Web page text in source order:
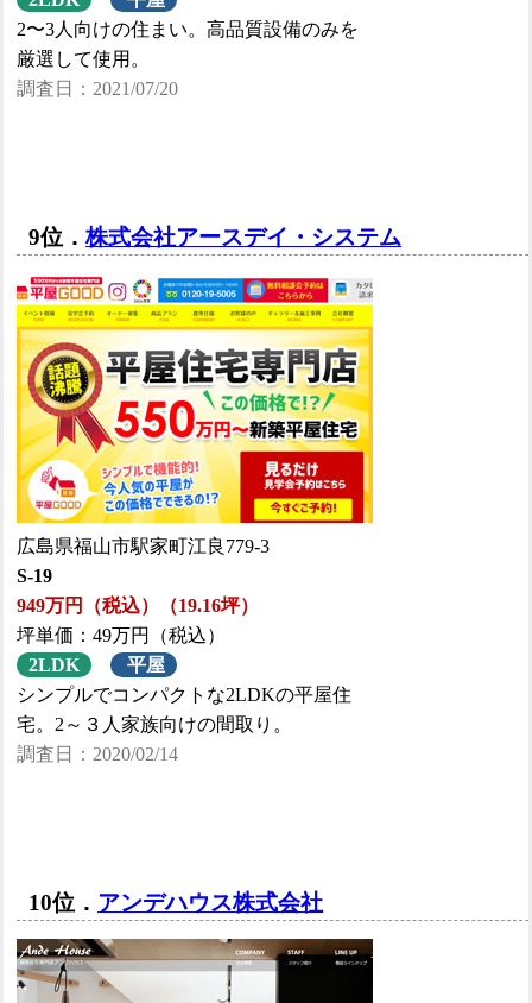
2〜3人向けの住まい。高品質設備のみを
厳選して使用。
調査日：2021/07/20
9位．株式会社アースデイ・システム
広島県福山市駅家町江良779-3
S-19
949万円（税込）（19.16坪）
坪単価：49万円（税込）
2LDK
平屋
シンプルでコンパクトな2LDKの平屋住
宅。2～３人家族向けの間取り。
調査日：2020/02/14
10位． アンデハウス株式会社